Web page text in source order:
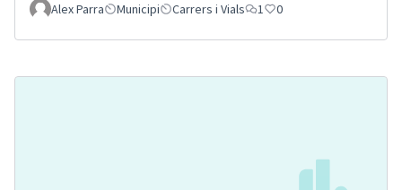
Alex Parra Municipi Carrers i Vials 1 0